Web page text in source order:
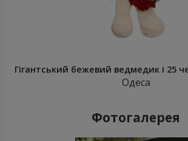
Гігантський бежевий ведмедик і 25
Одеса
Фотогалерея